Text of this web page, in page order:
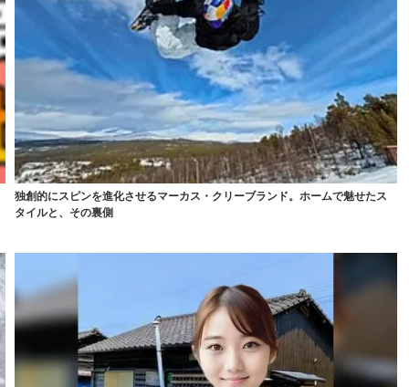
独創的にスピンを進化させるマーカス・クリーブランド。ホームで魅せたス
タイルと、その裏側